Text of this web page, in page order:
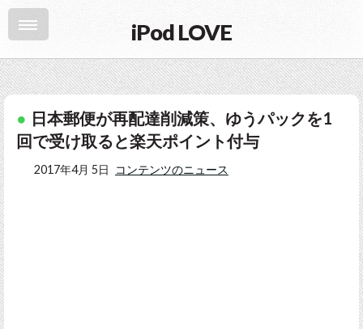
iPod LOVE
日本郵便が再配達削減策、ゆうパックを1
回で受け取ると楽天ポイント付与
2017年4月 5日 コンテンツのニュース